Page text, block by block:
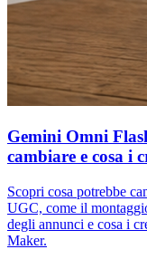
Gemini Omni
cambiare e cosa i
Scopri cosa potrebbe
UGC, come il
degli annunci e cosa i
Maker.